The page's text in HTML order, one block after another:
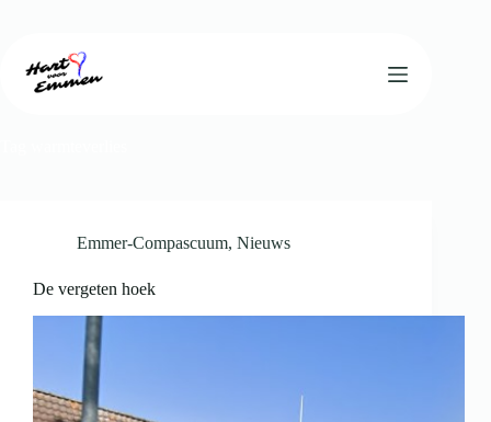
inhoud
Emmer-Compascuum, Nieuws
De vergeten hoek